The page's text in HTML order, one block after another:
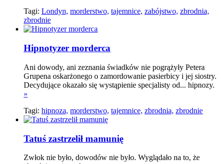
Tagi: Londyn, morderstwo, tajemnice, zabójstwo, zbrodnia,
zbrodnie
Hipnotyzer morderca
Ani dowody, ani zeznania świadków nie pogrążyły Petera
Grupena oskarżonego o zamordowanie pasierbicy i jej siostry.
Decydujące okazało się wystąpienie specjalisty od... hipnozy.
»
Tagi: hipnoza, morderstwo, tajemnice, zbrodnia, zbrodnie
Tatuś zastrzelił mamunię
Zwłok nie było, dowodów nie było. Wyglądało na to, że